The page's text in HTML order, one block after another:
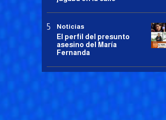
Noticias
El perfil del presunto
asesino del María
Fernanda